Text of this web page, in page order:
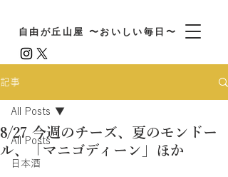
自由が丘山屋 〜おいしい毎日〜
記事
All Posts
日本酒
All Posts
8/27 今週のチーズ、夏のモンドー
ル、「マニゴディーン」ほか